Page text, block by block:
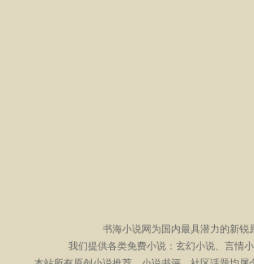
书海小说网为国内最具潜力的新
我们提供各类免费小说：玄幻小说、言情